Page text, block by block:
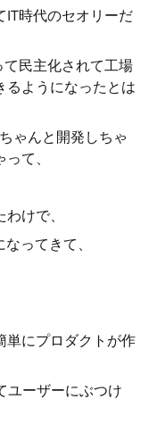
IT時代のセオリーだ
民主化されて工場
るようになったとは
ゃんと開発しちゃ
て、
けで、
ってきて、
単にプロダクトが作
ユーザーにぶつけ